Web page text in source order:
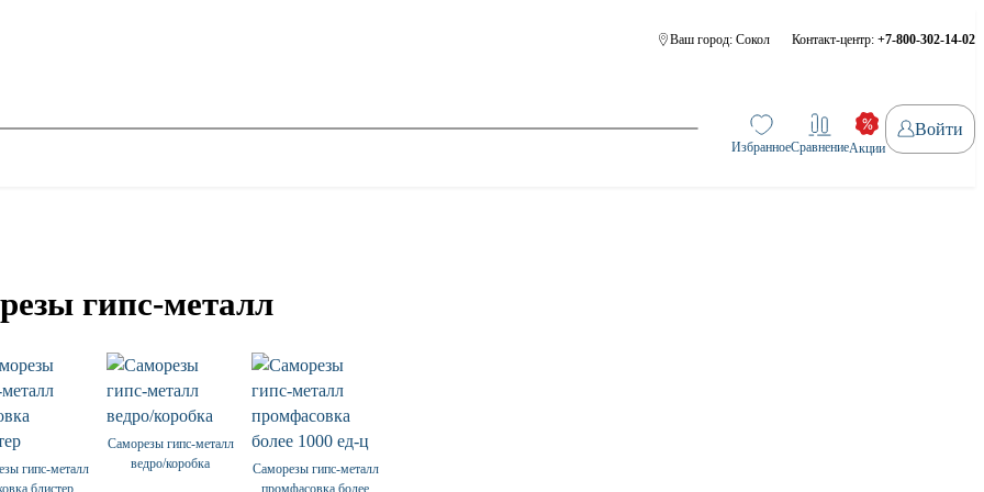
Ваш город: Сокол Контакт-центр: +7-800-302-14-02
ИзбранноеСравнениеАкции
Войти
гипс-металл
гипс-металл
блистер
Саморезы гипс-металл
ведро/коробка
Саморезы гипс-металл
промфасовка более